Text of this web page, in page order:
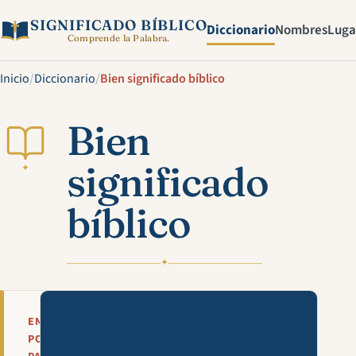
SIGNIFICADO BÍBLICO
Comprende la Palabra. DiccionarioNombres
Inicio/Diccionario/Bien significado bíblico
✦
Bien
significado
bíblico
✦
EN
POCAS
Mira esta explicación en